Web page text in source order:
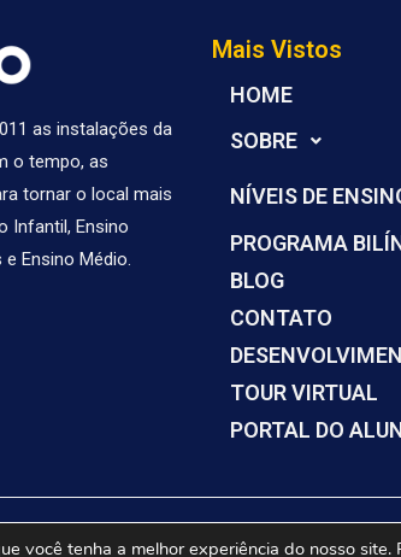
as instalações da
o tempo, as
tornar o local mais
Infantil, Ensino
Ensino Médio.
Mais Vistos
HOME
SOBRE
NÍVEIS DE
PROGRAMA
BLOG
CONTATO
TOUR VIRTUAL
PORTAL DO
© Colégio
você tenha a melhor experiência do nosso